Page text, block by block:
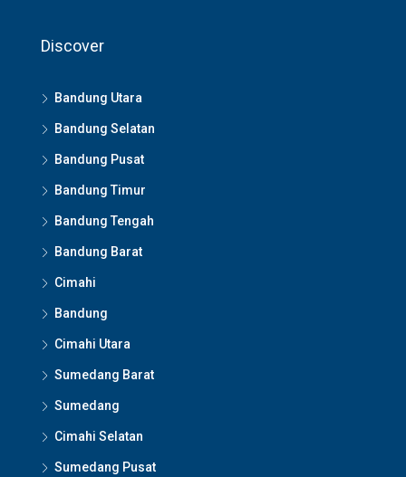
Discover
Bandung Utara
Bandung Selatan
Bandung Pusat
Bandung Timur
Bandung Tengah
Bandung Barat
Cimahi
Bandung
Cimahi Utara
Sumedang Barat
Sumedang
Cimahi Selatan
Sumedang Pusat